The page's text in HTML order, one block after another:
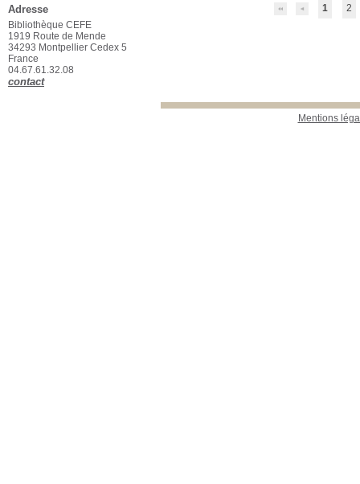
1 2
Mentions
08_Divers
08_Divers
09_Génétique_Evolution
09_Génétique_Evolution
[1]
11_Mathématiques
11_Mathématiques[8]
15_Ecologie_générale
15_Ecologie_générale
16_Ecologie_végétale
16_Ecologie_végétale
Adresse
Bibliothèque CEFE
1919 Route de Mende
34293 Montpellier Cedex 5
France
04.67.61.32.08
contact